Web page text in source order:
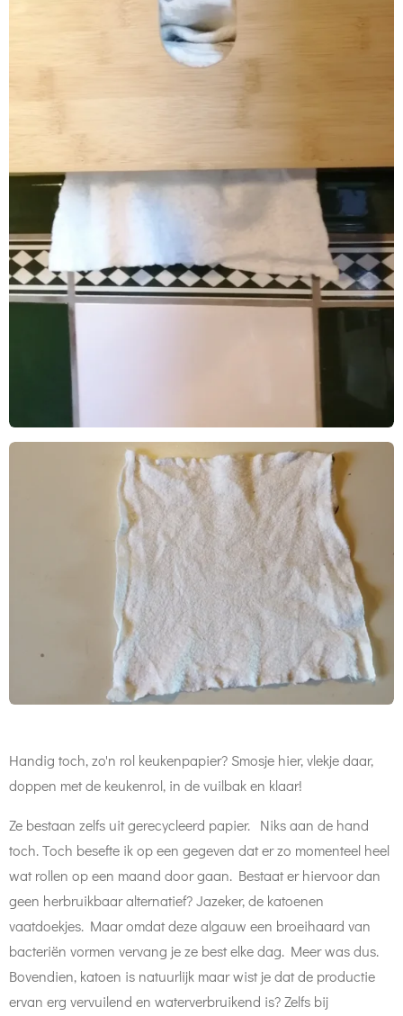
Handig toch, zo'n rol keukenpapier? Smosje hier, vlekje daar,
doppen met de keukenrol, in de vuilbak en klaar!
Ze bestaan zelfs uit gerecycleerd papier. Niks aan de hand
toch. Toch besefte ik op een gegeven dat er zo momenteel heel
wat rollen op een maand door gaan. Bestaat er hiervoor dan
geen herbruikbaar alternatief? Jazeker, de katoenen
vaatdoekjes. Maar omdat deze algauw een broeihaard van
bacteriën vormen vervang je ze best elke dag. Meer was dus.
Bovendien, katoen is natuurlijk maar wist je dat de productie
ervan erg vervuilend en waterverbruikend is? Zelfs bij